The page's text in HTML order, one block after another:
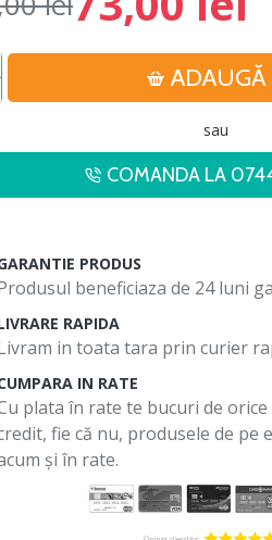
ADAUGĂ
sau
COMANDA LA
PRODUS
beneficiaza de 24 luni
RAPIDA
in toata tara prin curier
IN RATE
plata în rate te bucuri de orice
fie că nu, produsele de
și în rate.